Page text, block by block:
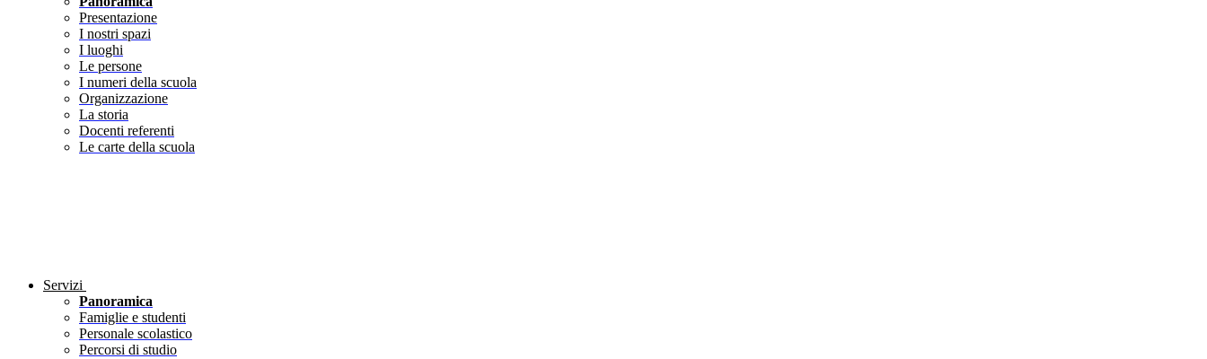
Presentazione
I nostri spazi
I luoghi
Le persone
I numeri della scuola
Organizzazione
La storia
Docenti referenti
Le carte della scuola
Servizi
Panoramica
Famiglie e studenti
Personale scolastico
Percorsi di studio